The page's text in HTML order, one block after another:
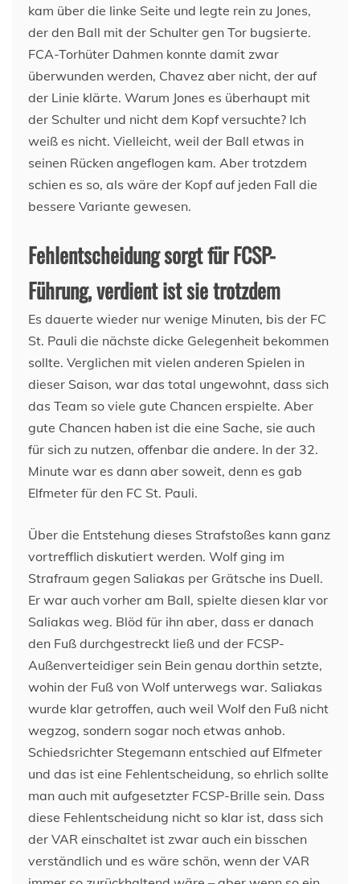
kam über die linke Seite und legte rein zu Jones,
der den Ball mit der Schulter gen Tor bugsierte.
FCA-Torhüter Dahmen konnte damit zwar
überwunden werden, Chavez aber nicht, der auf
der Linie klärte. Warum Jones es überhaupt mit
der Schulter und nicht dem Kopf versuchte? Ich
weiß es nicht. Vielleicht, weil der Ball etwas in
seinen Rücken angeflogen kam. Aber trotzdem
schien es so, als wäre der Kopf auf jeden Fall die
bessere Variante gewesen.
Fehlentscheidung sorgt für FCSP-
Führung, verdient ist sie trotzdem
Es dauerte wieder nur wenige Minuten, bis der FC
St. Pauli die nächste dicke Gelegenheit bekommen
sollte. Verglichen mit vielen anderen Spielen in
dieser Saison, war das total ungewohnt, dass sich
das Team so viele gute Chancen erspielte. Aber
gute Chancen haben ist die eine Sache, sie auch
für sich zu nutzen, offenbar die andere. In der 32.
Minute war es dann aber soweit, denn es gab
Elfmeter für den FC St. Pauli.
Über die Entstehung dieses Strafstoßes kann ganz
vortrefflich diskutiert werden. Wolf ging im
Strafraum gegen Saliakas per Grätsche ins Duell.
Er war auch vorher am Ball, spielte diesen klar vor
Saliakas weg. Blöd für ihn aber, dass er danach
den Fuß durchgestreckt ließ und der FCSP-
Außenverteidiger sein Bein genau dorthin setzte,
wohin der Fuß von Wolf unterwegs war. Saliakas
wurde klar getroffen, auch weil Wolf den Fuß nicht
wegzog, sondern sogar noch etwas anhob.
Schiedsrichter Stegemann entschied auf Elfmeter
und das ist eine Fehlentscheidung, so ehrlich sollte
man auch mit aufgesetzter FCSP-Brille sein. Dass
diese Fehlentscheidung nicht so klar ist, dass sich
der VAR einschaltet ist zwar auch ein bisschen
verständlich und es wäre schön, wenn der VAR